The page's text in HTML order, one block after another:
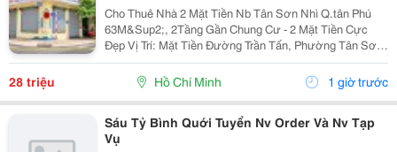
Cho Thuê Nhà 2 Mặt Tiền Nb Tân Sơn Nhì Q.tân Phú
63M&Sup2;, 2Tầng Gần Chung Cư - 2 Mặt Tiền Cực
Đẹp Vị Trí: Mặt Tiền Đường Trần Tấn, Phường Tân Sơn
Nhì, Quận Tân Phú, Tp.hcm Diện Tích: 63M&Sup2;, 9M
X 7M Kết Cấu: Trệt, 1 Lầu &Ndash; Gồm 1...
28 triệu Hồ Chí Minh 1 giờ trước
Sáu Tỷ Bình Quới Tuyển Nv Order Và Nv Tạp
Vụ